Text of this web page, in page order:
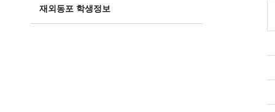
재외동포 학생정보